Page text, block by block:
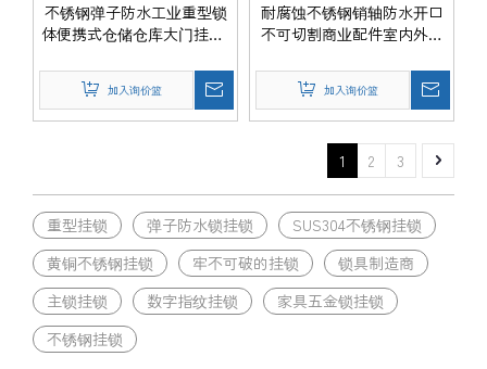
不锈钢弹子防水工业重型锁
体便携式仓储仓库大门挂锁-
加入询价篮
耐腐蚀不锈钢销轴防水开口
不可切割商业配件室内外门
加入询价篮
1 2 3
重型挂锁 弹子防水锁挂锁
SUS304不锈钢挂锁
黄铜不锈钢挂锁
牢不可破的挂锁
锁具制造商
主锁挂锁
数字指纹挂锁
家具五金锁挂锁
不锈钢挂锁